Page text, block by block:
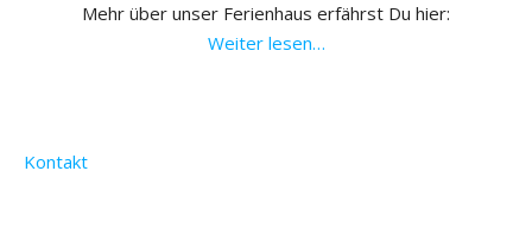
Mehr über unser Ferienhaus erfährst Du hier:
Weiter lesen…
Kontakt